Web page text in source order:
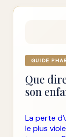
GUIDE
Que
son
La perte
le plus